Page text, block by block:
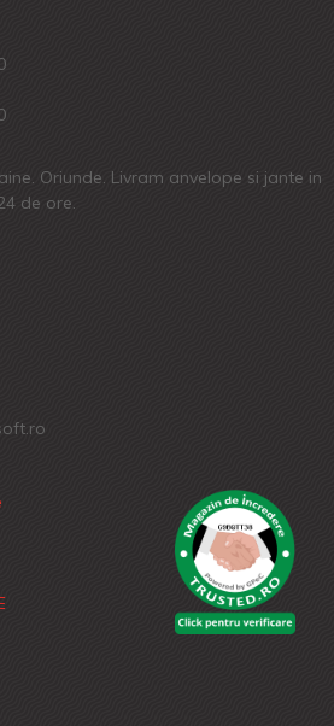
Oriunde. Livram anvelope si jante in
de ore.